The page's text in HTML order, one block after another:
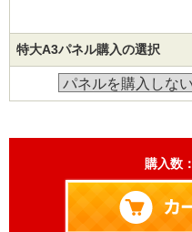
特大A3パネル購入の選択
購入数：